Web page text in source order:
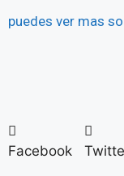
puedes ver mas
Facebook